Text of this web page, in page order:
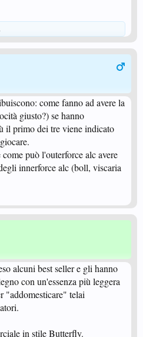
come fanno ad avere la
giusto?) se hanno
il primo dei tre viene indicato
può l'outerforce alc avere
innerforce alc (boll, viscaria
alcuni best seller e gli hanno
con un'essenza più leggera
"addomesticare" telai
in stile Butterfly.